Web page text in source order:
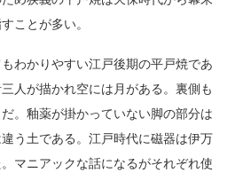
ことが多い。
わかりやすい江戸後期の平戸焼であ
人が描かれ空には月がある。裏側も
。釉薬が掛かっていない脚の部分は
う土である。江戸時代に磁器は伊万
マニアックな話になるがそれぞれ使